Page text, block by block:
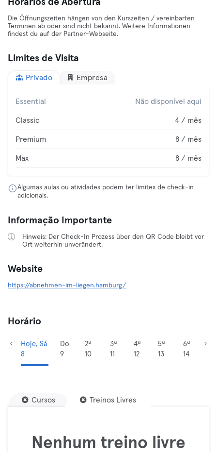
Horários de Abertura
Die Öffnungszeiten hängen von den Kurszeiten / vereinbarten
Terminen ab oder sind nicht bekannt. Weitere Informationen
findest du auf der Partner-Webseite.
Limites de Visita
Privado Empresa
Essential Não disponível aqui
Classic 4 / mês
Premium 8 / mês
Max 8 / mês
Algumas aulas ou atividades podem ter limites de check-in
adicionais.
Informação Importante
Hinweis: Der Check-In Prozess über den QR Code bleibt vor
Ort weiterhin unverändert.
Website
https://abnehmen-im-liegen.hamburg/
Horário
Hoje, Sá
8
Do
9
2ª
10
3ª
11
4ª
12
5ª
13
6ª
14
Cursos Treinos Livres
Nenhum treino livre